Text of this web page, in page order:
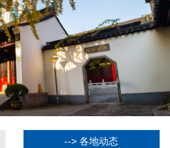
--> 各地动态